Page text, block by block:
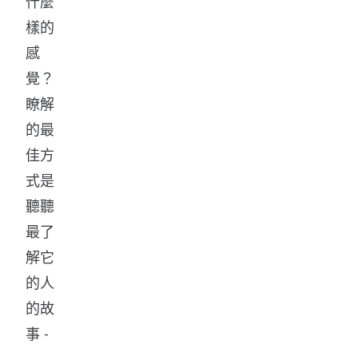
樣的
感
覺？
瞭解
的最
佳方
式是
聽聽
最了
解它
的人
的故
事 -